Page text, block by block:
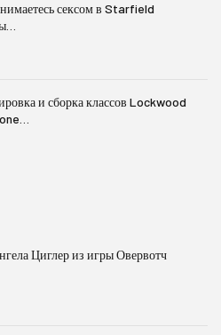
сексом в Starfield
и сборка классов Lockwood
Циглер из игры Овервотч